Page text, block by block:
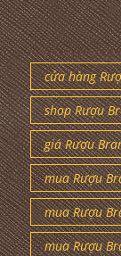
cửa hàng
shop Rượu
giá Rượu
mua Rượu
mua Rượu
mua Rượu